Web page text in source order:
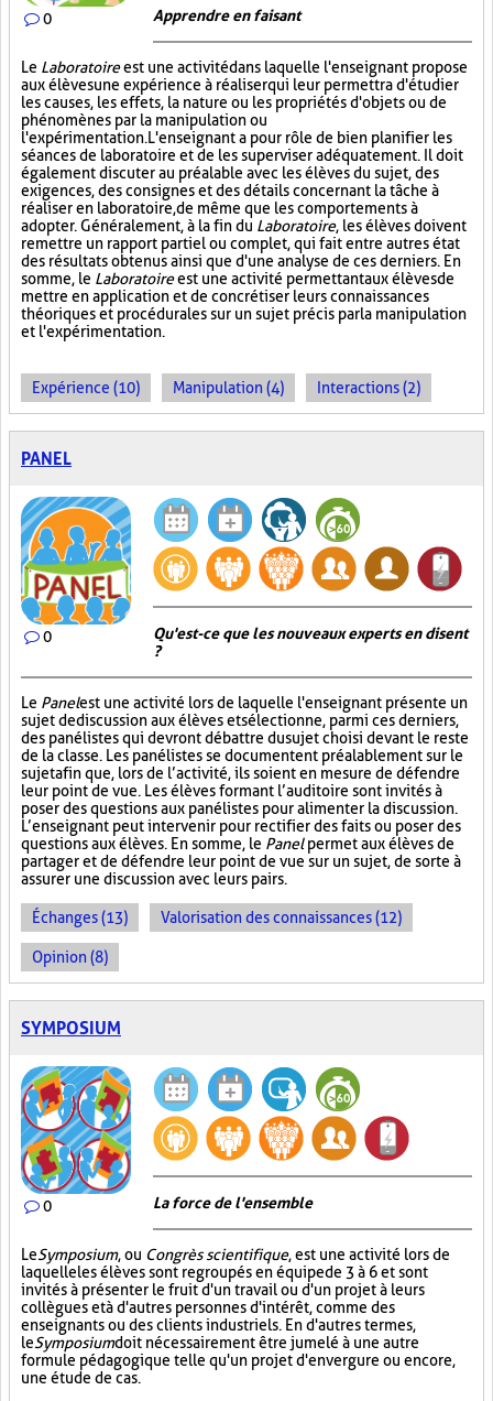
0 Apprendre en faisant
Le Laboratoireest une activité dans laquelle l'enseignant propose
aux élèves une expérience à réaliser qui leur permettra d'étudier
les causes, les effets, la nature ou les propriétés d'objets ou de
phénomènes par la manipulation ou
l'expérimentation. L'enseignant a pour rôle de bien planifier les
séances de laboratoire et de les superviser adéquatement. Il doit
également discuter au préalable avec les élèves du sujet, des
exigences, des consignes et des détails concernant la tâche à
réaliser en laboratoire, de même que les comportements à
adopter. Généralement, à la fin du Laboratoire, les élèves doivent
remettre un rapport partiel ou complet, qui fait entre autres état
des résultats obtenus ainsi que d'une analyse de ces derniers. En
somme, le Laboratoireest une activité permettant aux élèves de
mettre en application et de concrétiser leurs connaissances
théoriques et procédurales sur un sujet précis par la manipulation
et l'expérimentation.
Expérience (10) Manipulation (4) Interactions (2)
PANEL
0
Qu'est-ce que les nouveaux experts en disent
?
Le Panelest une activité lors de laquelle l'enseignant présente un
sujet de discussion aux élèves et sélectionne, parmi ces derniers,
des panélistes qui devront débattre du sujet choisi devant le reste
de la classe. Les panélistes se documentent préalablement sur le
sujet afin que, lors de l’activité, ils soient en mesure de défendre
leur point de vue. Les élèves formant l’auditoire sont invités à
poser des questions aux panélistes pour alimenter la discussion.
L’enseignant peut intervenir pour rectifier des faits ou poser des
questions aux élèves. En somme, le Panelpermet aux élèves de
partager et de défendre leur point de vue sur un sujet, de sorte à
assurer une discussion avec leurs pairs.
Échanges (13) Valorisation des connaissances (12)
Opinion (8)
SYMPOSIUM
0 La force de l'ensemble
LeSymposium, ou Congrès scientifique, est une activité lors de
laquelle les élèves sont regroupés en équipe de 3 à 6 et sont
invités à présenter le fruit d'un travail ou d'un projet à leurs
collègues et à d'autres personnes d'intérêt, comme des
enseignants ou des clients industriels. En d'autres termes,
leSymposiumdoit nécessairement être jumelé à une autre
formule pédagogique telle qu'un projet d'envergure ou encore,
une étude de cas.